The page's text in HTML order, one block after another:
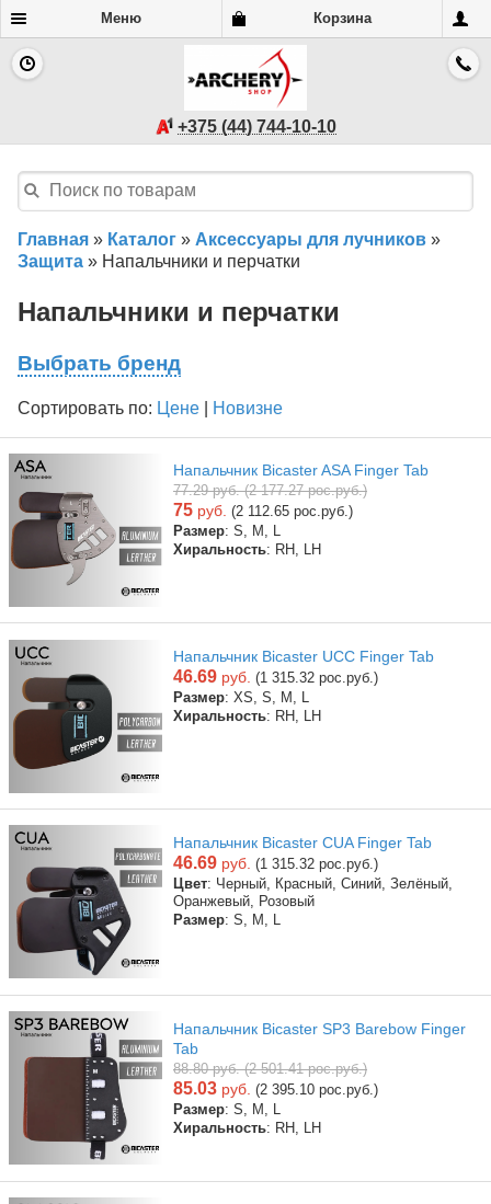
Меню Корзина
+375 (44) 744-10-10
Главная » Каталог » Аксессуары для лучников »
Защита » Напальчники и перчатки
Напальчники и перчатки
Выбрать бренд
Сортировать по: Цене Новизне
Напальчник Bicaster ASA Finger Tab
77.29 руб. (2 177.27 рос.руб.)
75 руб. (2 112.65 рос.руб.)
Размер: S, M, L
Хиральность: RH, LH
Напальчник Bicaster UCC Finger Tab
46.69 руб. (1 315.32 рос.руб.)
Размер: XS, S, M, L
Хиральность: RH, LH
Напальчник Bicaster CUA Finger Tab
46.69 руб. (1 315.32 рос.руб.)
Цвет: Черный, Красный, Синий, Зелёный,
Оранжевый, Розовый
Размер: S, M, L
Напальчник Bicaster SP3 Barebow Finger
Tab
88.80 руб. (2 501.41 рос.руб.)
85.03 руб. (2 395.10 рос.руб.)
Размер: S, M, L
Хиральность: RH, LH